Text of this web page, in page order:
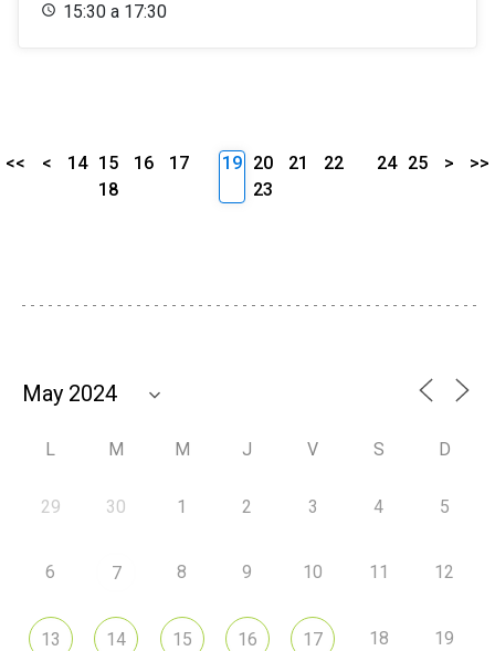
15:30 a 17:30
<< < 14 15 16
17
18
19 20 21
22
23
24 25 > >>
L M M J V S D
29 30 1 2 3 4 5
6 7 8 9 10 11 12
13 14 15 16 17 18 19